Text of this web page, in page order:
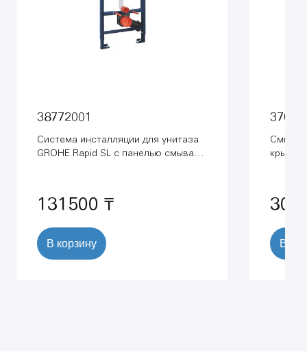
38772001
Система инсталляции для унитаза
GROHE Rapid SL с панелью смыва
131500 ₸
В корзину
крышке
В